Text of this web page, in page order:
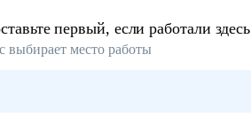
первый, если работали здесь
выбирает место работы